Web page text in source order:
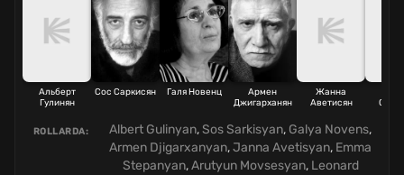
Альберт
Гулинян
Сос Саркисян Галя Новенц
Армен
Джигарханян
Жанна
Аветисян
ROLLARDA: Albert Gulinyan,Sos Sarkisyan, Galya Novens,
Armen Djigarxanyan,Janna Avetisyan, Emma
Stepanyan,Arutyun Movsesyan, Leonard